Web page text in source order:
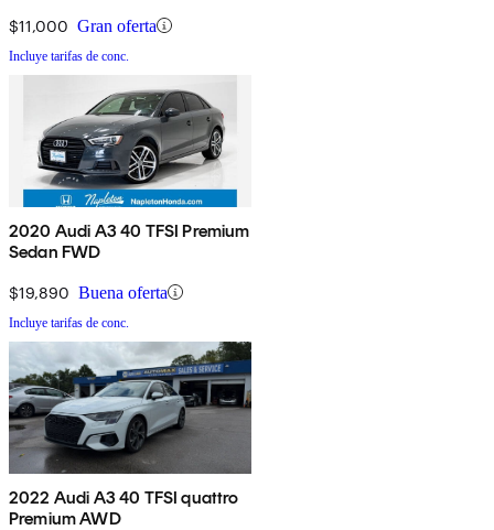
$11,000 Gran oferta
Incluye tarifas de conc.
2020 Audi A3 40 TFSI Premium
Sedan FWD
$19,890 Buena oferta
Incluye tarifas de conc.
2022 Audi A3 40 TFSI quattro
Premium AWD